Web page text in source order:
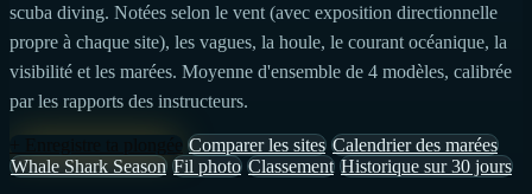
scuba diving. Notées selon le vent (avec exposition directionnelle
propre à chaque site), les vagues, la houle, le courant océanique, la
visibilité et les marées. Moyenne d'ensemble de 4 modèles, calibrée
par les rapports des instructeurs.
Comparer les sites Calendrier des marées
Whale Shark Season Fil photo Classement Historique sur 30 jours